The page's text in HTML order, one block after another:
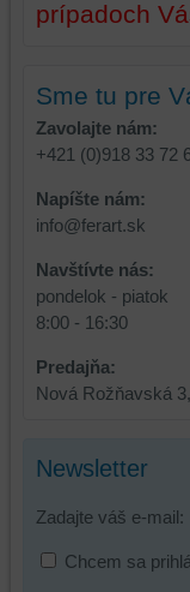
prípadoch
Sme tu pre
Zavolajte nám:
+421 (0)918 33 72
Napíšte nám:
info@ferart.sk
Navštívte nás:
pondelok - piatok
8:00 - 16:30
Predajňa:
Nová Rožňavská
Newsletter
Zadajte váš e-mail:
Chcem sa
z
zabezpečenia.
prehliadania,
z
vašich
preferencií
toho,
aby
mali
používateľský
účet
alebo
skripty
zdroje
strán,